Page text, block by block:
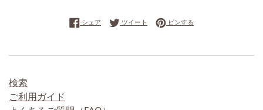
シェア Facebookでシェアする
ツイート Twitterに投稿する
ピンする
検索
ご利用ガイド